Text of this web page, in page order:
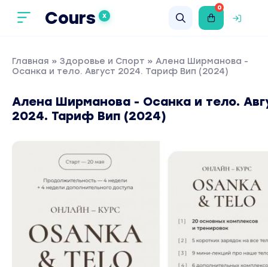
Cours X
0
Главная » Здоровье и Спорт » Алена Ширманова -
Осанка и тело. Август 2024. Тариф Вип (2024)
Алена Ширманова - Осанка и тело.
2024. Тариф Вип (2024)